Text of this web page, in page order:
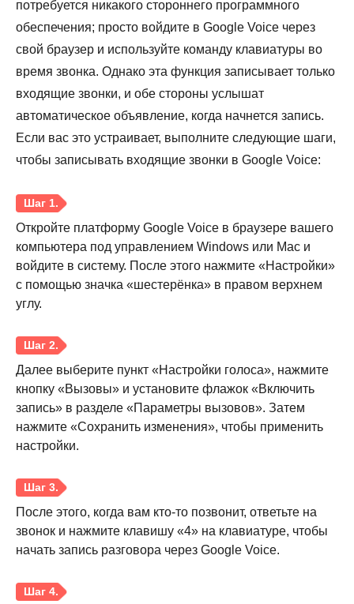
потребуется никакого стороннего программного
обеспечения; просто войдите в Google Voice через
свой браузер и используйте команду клавиатуры во
время звонка. Однако эта функция записывает только
входящие звонки, и обе стороны услышат
автоматическое объявление, когда начнется запись.
Если вас это устраивает, выполните следующие шаги,
чтобы записывать входящие звонки в Google Voice:
Откройте платформу Google Voice в браузере вашего
компьютера под управлением Windows или Mac и
войдите в систему. После этого нажмите «Настройки»
с помощью значка «шестерёнка» в правом верхнем
углу.
Далее выберите пункт «Настройки голоса», нажмите
кнопку «Вызовы» и установите флажок «Включить
запись» в разделе «Параметры вызовов». Затем
нажмите «Сохранить изменения», чтобы применить
настройки.
После этого, когда вам кто-то позвонит, ответьте на
звонок и нажмите клавишу «4» на клавиатуре, чтобы
начать запись разговора через Google Voice.